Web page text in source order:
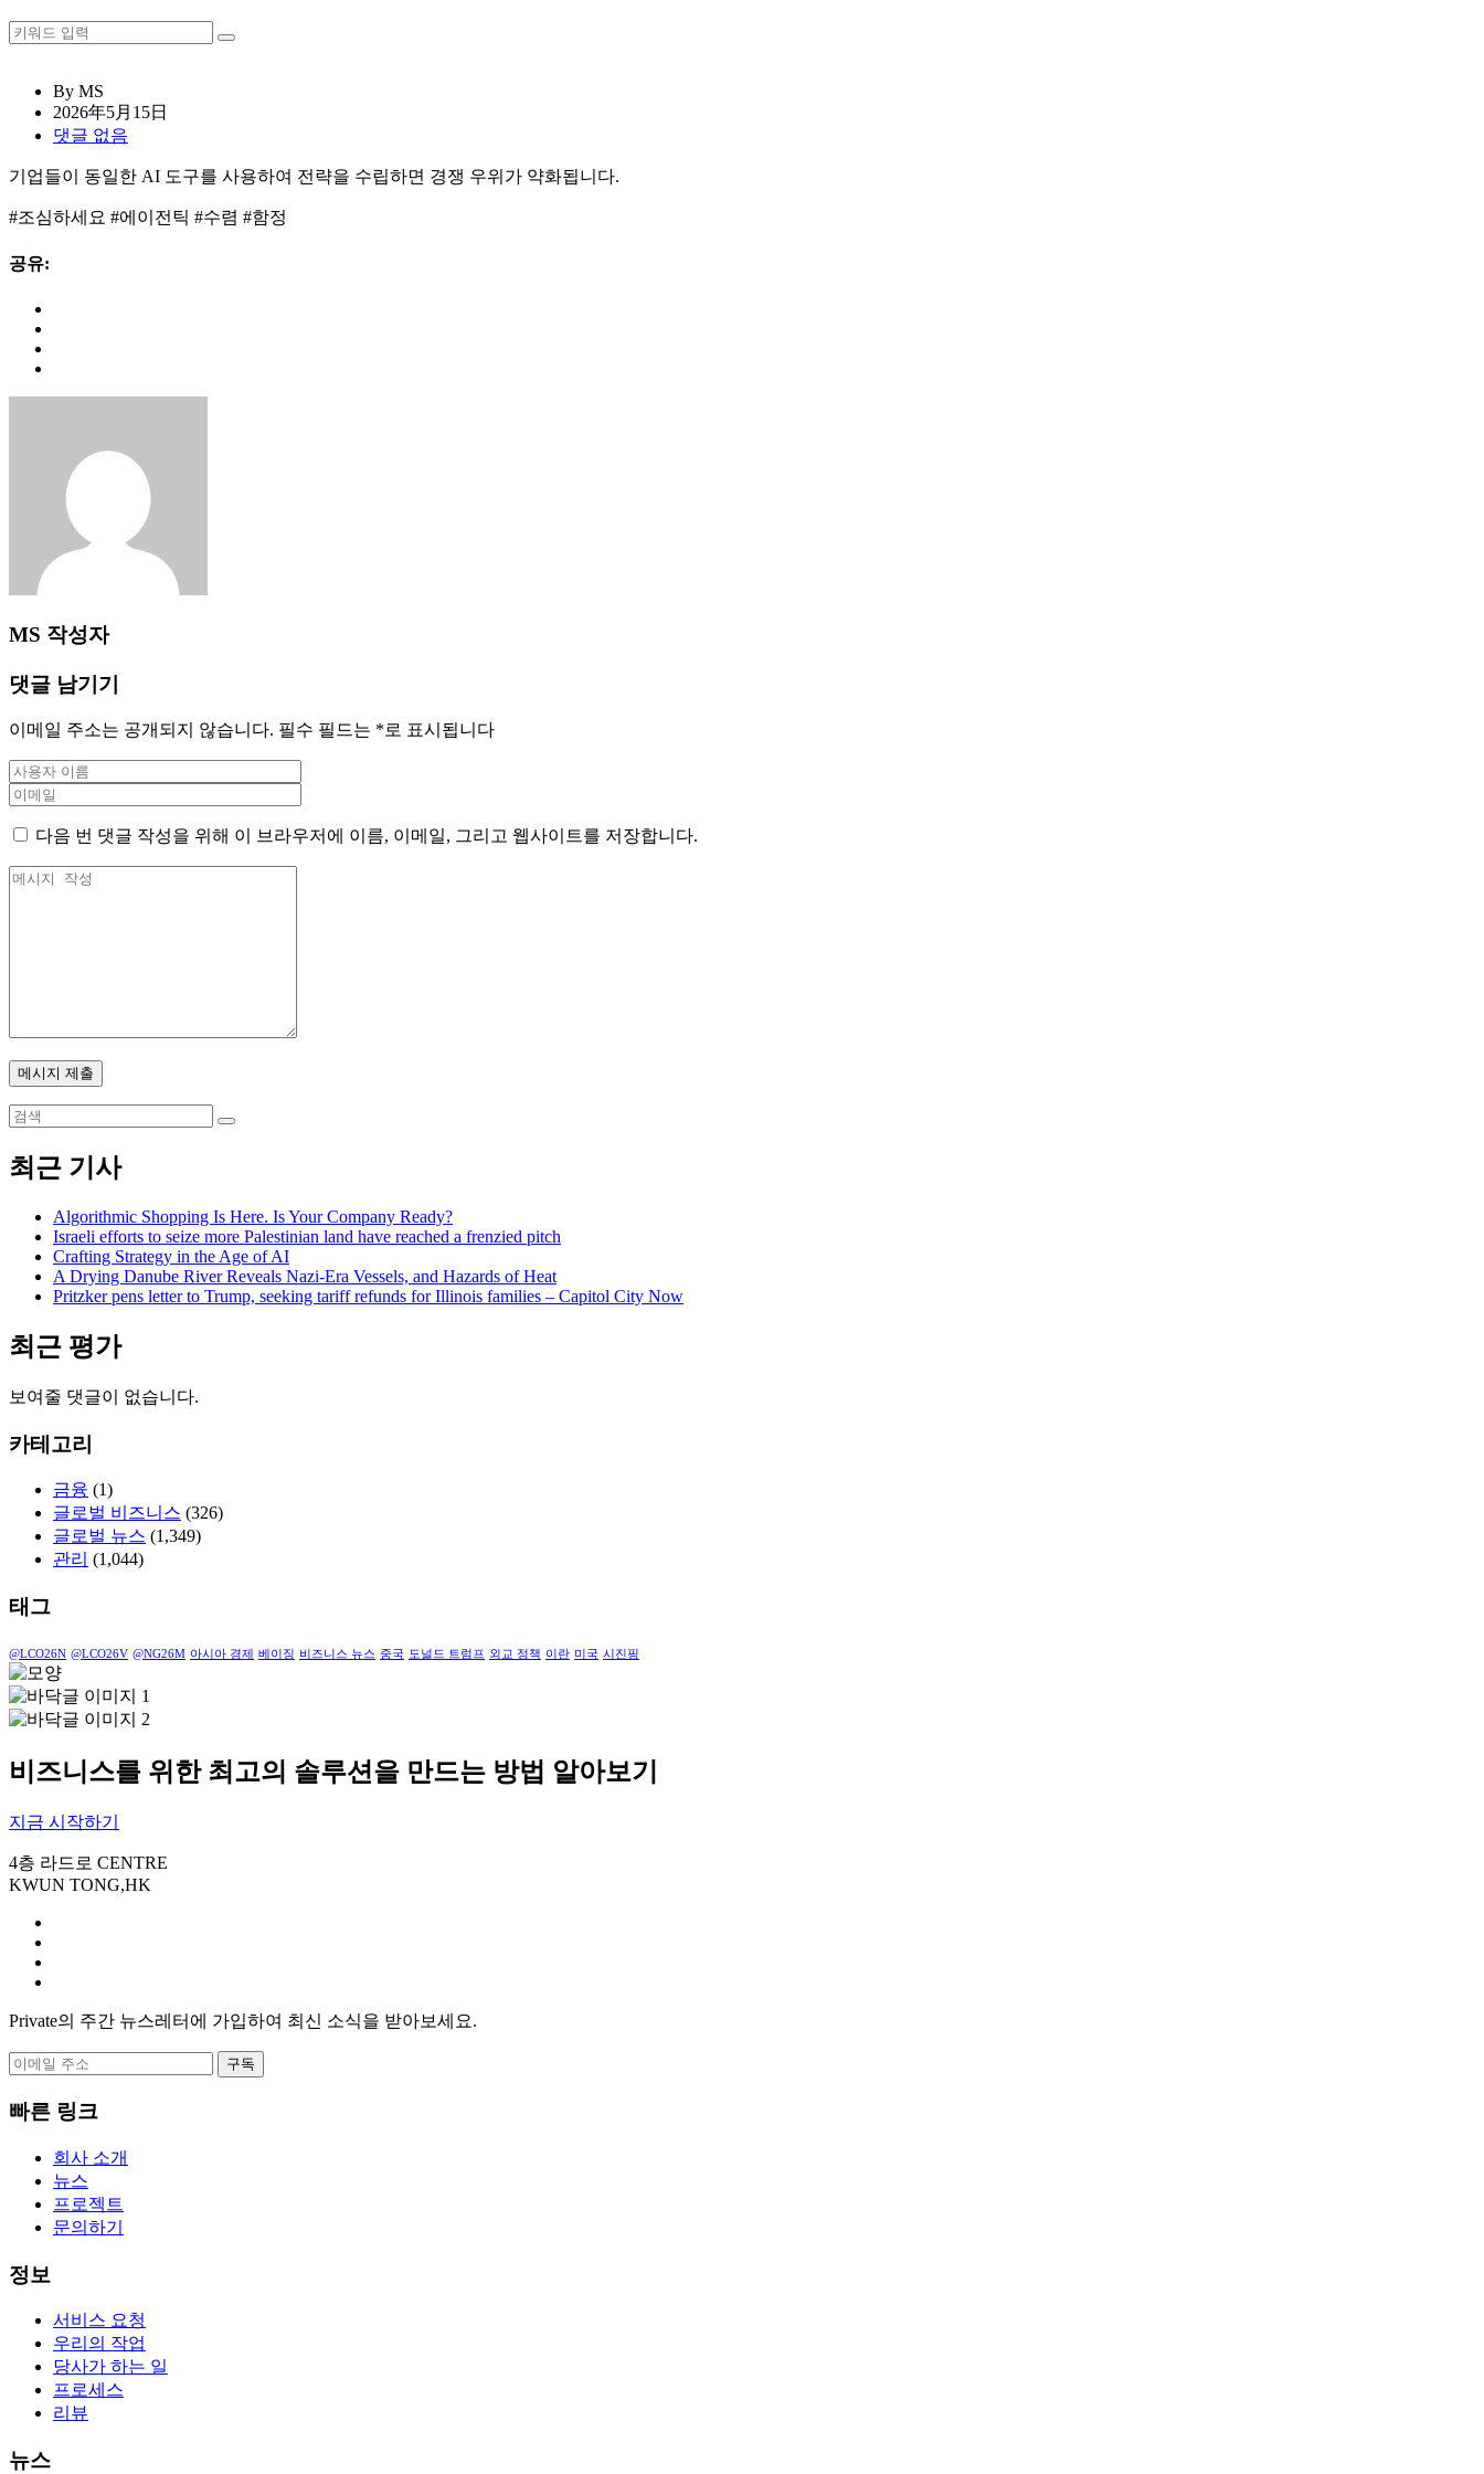
By MS
2026年5月15日
댓글 없음
기업들이 동일한 AI 도구를 사용하여 전략을 수립하면 경쟁 우위가 약화됩니다.
#조심하세요 #에이전틱 #수렴 #함정
공유:
MS 작성자
댓글 남기기
이메일 주소는 공개되지 않습니다. 필수 필드는 *로 표시됩니다
다음 번 댓글 작성을 위해 이 브라우저에 이름, 이메일, 그리고 웹사이트를 저장합니다.
메시지 제출
최근 기사
Algorithmic Shopping Is Here. Is Your Company Ready?
Israeli efforts to seize more Palestinian land have reached a frenzied pitch
Crafting Strategy in the Age of AI
A Drying Danube River Reveals Nazi-Era Vessels, and Hazards of Heat
Pritzker pens letter to Trump, seeking tariff refunds for Illinois families – Capitol City Now
최근 평가
보여줄 댓글이 없습니다.
카테고리
금융 (1)
글로벌 비즈니스 (326)
글로벌 뉴스 (1,349)
관리 (1,044)
태그
@LCO26N @LCO26V @NG26M 아시아 경제 베이징 비즈니스 뉴스 중국 도널드 트럼프 외교 정책 이란 미국 시진핑
비즈니스를 위한 최고의 솔루션을 만드는 방법 알아보기
지금 시작하기
4층 라드로 CENTRE
KWUN TONG,HK
Private의 주간 뉴스레터에 가입하여 최신 소식을 받아보세요.
구독
빠른 링크
회사 소개
뉴스
프로젝트
문의하기
정보
서비스 요청
우리의 작업
당사가 하는 일
프로세스
리뷰
뉴스